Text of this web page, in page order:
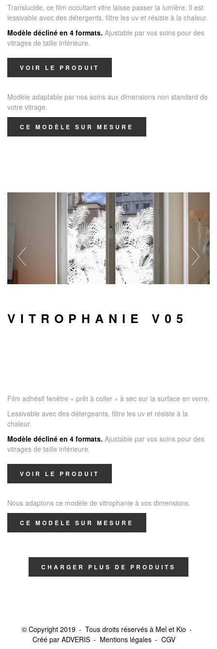
Translucide, ce film occultant vitre laisse passer la lumière. Il est
lessivable avec des détergents, filtre les uv et résiste à la chaleur.
Modèle décliné en 4 formats. Ajustable par vos soins pour des
vitrages de taille inférieure.
VOIR LE PRODUIT
Modèle adaptable par nos soins aux dimensions non standard de
votre vitrage.
CE MODÈLE SUR MESURE
VITROPHANIE V05
Film adhésif fenêtre « prêt à coller » à sec sur la surface en verre.
Lessivable avec des détergeants, filtre les uv et résiste à la
chaleur.
Modèle décliné en 4 formats. Ajustable par vos soins pour des
vitrages de taille inférieure.
VOIR LE PRODUIT
Nous adaptons ce modèle de vitrophanie à vos dimensions.
CE MODÈLE SUR MESURE
CHARGER PLUS DE PRODUITS
© Copyright 2019
Tous droits réservés à Mel et Kio
Créé par ADVERIS
Mentions légales CGV